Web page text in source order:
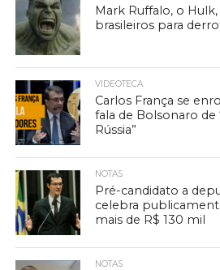
Mark Ruffalo, o
brasileiros para
VIDEOTECA
Carlos França se
fala de Bolsonaro de
Rússia”
NOTAS
Pré-candidato a
celebra
mais de R$ 130 mil
NOTAS